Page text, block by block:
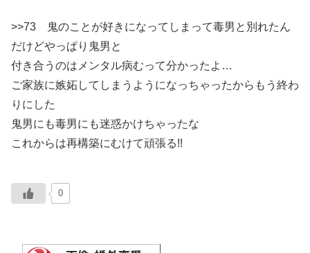
>>73 鬼のことが好きになってしまって毒男と別れたん
だけどやっぱり鬼男と
付き合うのはメンタル病むって分かったよ…
ご家族に嫉妬してしまうようになっちゃったからもう終わ
りにした
鬼男にも毒男にも迷惑かけちゃったな
これからは再構築にむけて頑張る!!
0